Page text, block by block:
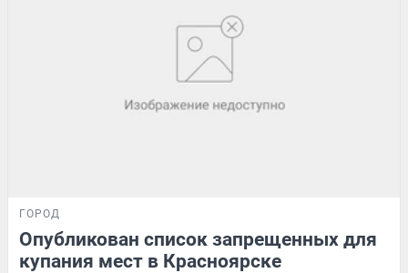
ГОРОД
Опубликован список запрещенных для
купания мест в Красноярске